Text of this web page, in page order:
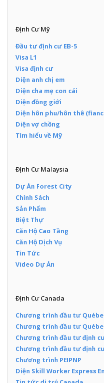
Định Cư Mỹ
Đầu tư định cư EB-5
Visa L1
Visa định cư
Diện anh chị em
Diện cha mẹ con cái
Diện đồng giới
Diện hôn phu/hôn thê
Diện vợ chồng
Tìm hiểu về Mỹ
Định Cư Malaysia
Dự Án Forest City
Chính Sách
Sản Phẩm
Biệt Thự
Căn Hộ Cao Tầng
Căn Hộ Dịch Vụ
Tin Tức
Video Dự Án
Định Cư Canada
Chương trình đầu tư
Chương trình đầu tư
Chương trình đầu tư định
Chương trình đầu tư định
Chương trình PEIPNP
Diện Skill Worker Express